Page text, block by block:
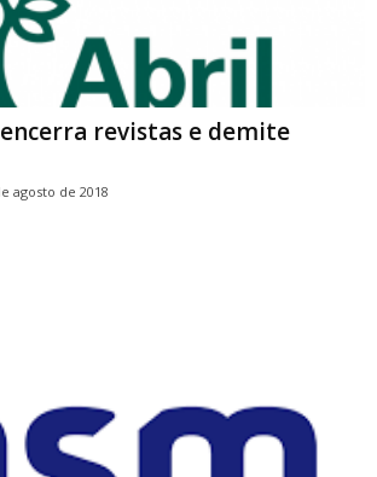
revistas e demite
agosto de 2018